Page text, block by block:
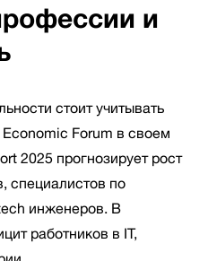
и
стоит учитывать
Forum в своем
2025 прогнозирует рост
специалистов по
инженеров. В
работников в IT,